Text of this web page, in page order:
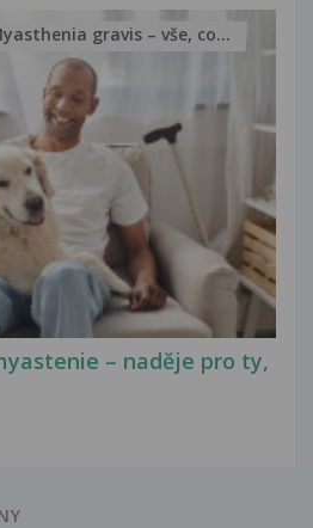
– naděje pro ty,
gravis – vše, co...